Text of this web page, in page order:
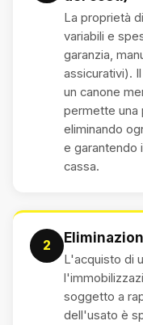
La proprietà
variabili e
garanzia,
assicurativi).
un canone
permette una
eliminando
e garantendo
cassa.
2
L'acquisto di
soggetto a
dell'usato è